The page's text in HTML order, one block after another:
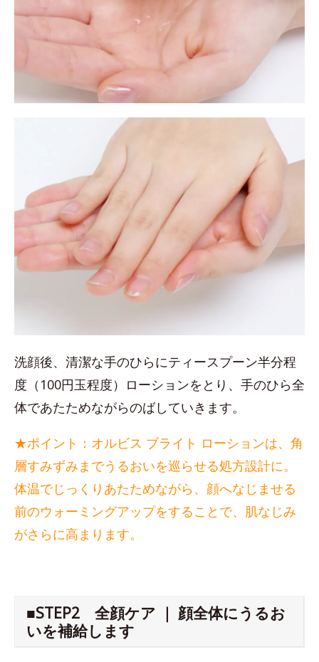
洗顔後、清潔な手のひらにティースプーン半分程
度（100円玉程度）ローションをとり、手のひら全
体であたためながらのばしていきます。
★ポイント：オルビス ブライト ローションは、角
層すみずみまでうるおいを巡らせる処方設計に。
体温でじっくりあたためながら、顔へなじませる
前のウォーミングアップをすることで、肌なじみ
がさらに高まります。
■STEP2 全顔ケア ｜ 顔全体にうるお
いを補給します